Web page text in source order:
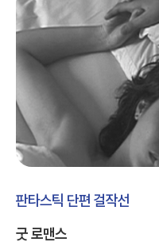
판타스틱 단편 걸작선
굿 로맨스